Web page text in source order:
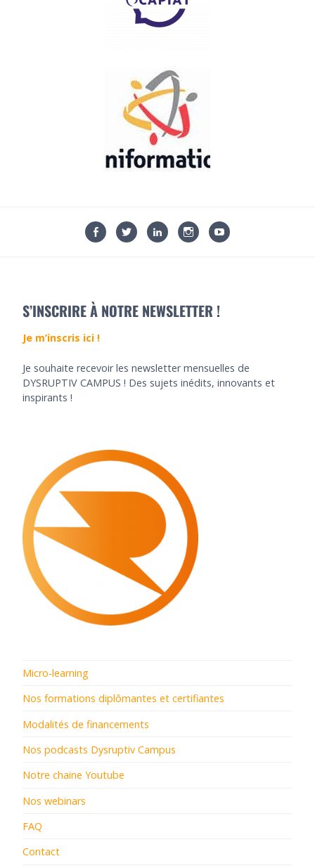
S’INSCRIRE À NOTRE NEWSLETTER !
Je m’inscris ici !
Je souhaite recevoir les newsletter mensuelles de
DYSRUPTIV CAMPUS ! Des sujets inédits, innovants et
inspirants !
Micro-learning
Nos formations diplômantes et certifiantes
Modalités de financements
Nos podcasts Dysruptiv Campus
Notre chaine Youtube
Nos webinars
FAQ
Contact